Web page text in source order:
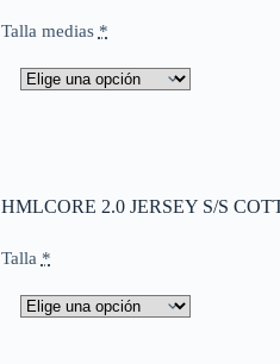
Talla medias *
HMLCORE 2.0 JERSEY S/S
Talla *